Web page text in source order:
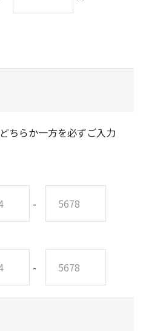
ちらか一方を必ずご入力
-
-